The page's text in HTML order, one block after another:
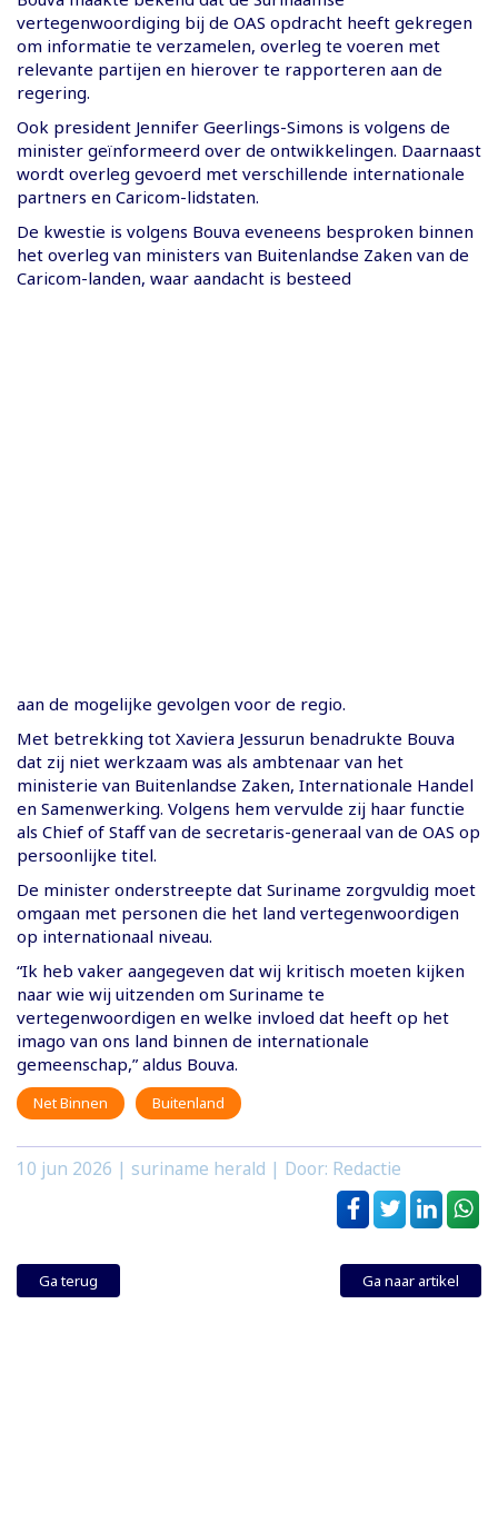
vertegenwoordiging bij de OAS opdracht heeft gekregen
om informatie te verzamelen, overleg te voeren met
relevante partijen en hierover te rapporteren aan de
regering.
Ook president Jennifer Geerlings-Simons is volgens de
minister geïnformeerd over de ontwikkelingen. Daarnaast
wordt overleg gevoerd met verschillende internationale
partners en Caricom-lidstaten.
De kwestie is volgens Bouva eveneens besproken binnen
het overleg van ministers van Buitenlandse Zaken van de
Caricom-landen, waar aandacht is besteed
aan de mogelijke gevolgen voor de regio.
Met betrekking tot Xaviera Jessurun benadrukte Bouva
dat zij niet werkzaam was als ambtenaar van het
ministerie van Buitenlandse Zaken, Internationale Handel
en Samenwerking. Volgens hem vervulde zij haar functie
als Chief of Staff van de secretaris-generaal van de OAS op
persoonlijke titel.
De minister onderstreepte dat Suriname zorgvuldig moet
omgaan met personen die het land vertegenwoordigen
op internationaal niveau.
“Ik heb vaker aangegeven dat wij kritisch moeten kijken
naar wie wij uitzenden om Suriname te
vertegenwoordigen en welke invloed dat heeft op het
imago van ons land binnen de internationale
gemeenschap,” aldus Bouva.
Net Binnen Buitenland
10 jun 2026 | suriname herald | Door: Redactie
Ga terug Ga naar artikel